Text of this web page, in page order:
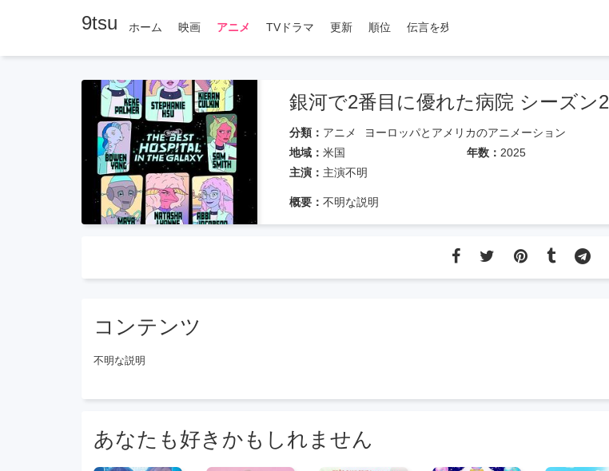
9tsu ホーム 映画 アニメ TVドラマ 更新 順位 伝言を残す
銀河で2番目に優れた病院 シーズン2
分類： アニメ
ヨーロッパとアメリカのアニメーション
地域： 米国 年数： 2025
主演： 主演不明
概要： 不明な説明
コンテンツ
不明な説明
あなたも好きかもしれません